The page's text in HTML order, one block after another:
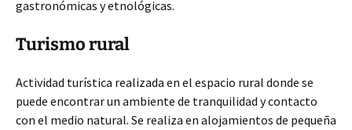
gastronómicas y etnológicas.
Turismo rural
Actividad turística realizada en el espacio rural donde se
puede encontrar un ambiente de tranquilidad y contacto
con el medio natural. Se realiza en alojamientos de pequeña